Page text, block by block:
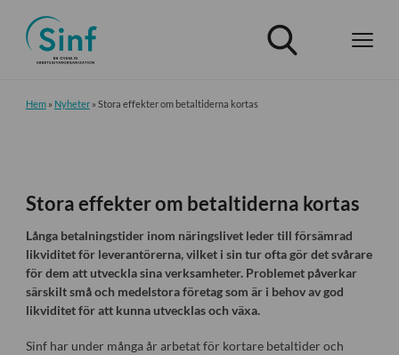
Hem» Nyheter» Stora effekter om betaltiderna kortas
Stora effekter om betaltiderna kortas
Långa betalningstider inom näringslivet leder till försämrad
likviditet för leverantörerna, vilket i sin tur ofta gör det svårare
för dem att utveckla sina verksamheter. Problemet påverkar
särskilt små och medelstora företag som är i behov av god
likviditet för att kunna utvecklas och växa.
Sinf har under många år arbetat för kortare betaltider och